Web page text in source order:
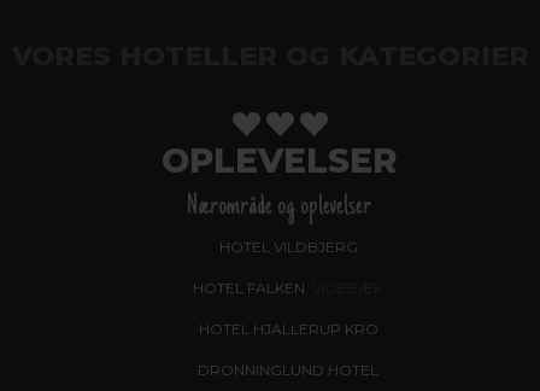
OPLEVELSER
Nærområde og oplevelser
HOTEL VILDBJERG
HOTEL FALKEN
HOTEL HJALLERUP KRO
DRONNINGLUND HOTEL